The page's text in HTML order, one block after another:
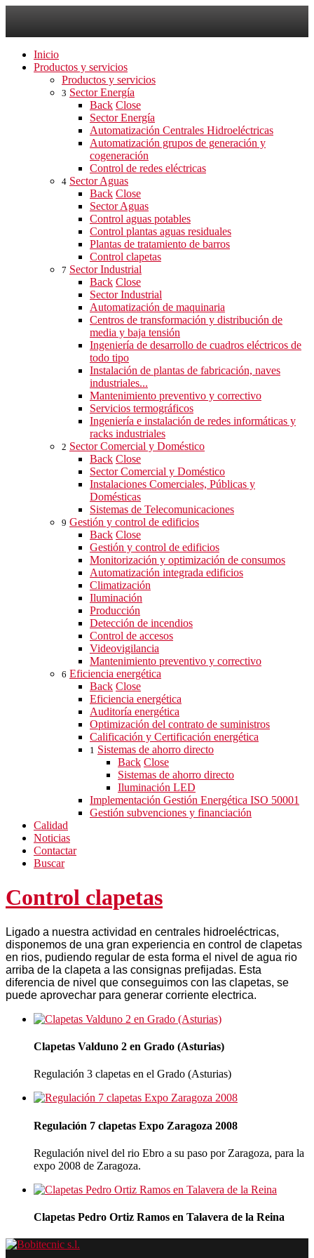
Inicio
Productos y servicios
Productos y servicios
3 Sector Energía
Back Close
Sector Energía
Automatización Centrales Hidroeléctricas
Automatización grupos de generación y
cogeneración
Control de redes eléctricas
4 Sector Aguas
Back Close
Sector Aguas
Control aguas potables
Control plantas aguas residuales
Plantas de tratamiento de barros
Control clapetas
7 Sector Industrial
Back Close
Sector Industrial
Automatización de maquinaria
Centros de transformación y distribución de
media y baja tensión
Ingeniería de desarrollo de cuadros eléctricos de
todo tipo
Instalación de plantas de fabricación, naves
industriales...
Mantenimiento preventivo y correctivo
Servicios termográficos
Ingeniería e instalación de redes informáticas y
racks industriales
2 Sector Comercial y Doméstico
Back Close
Sector Comercial y Doméstico
Instalaciones Comerciales, Públicas y
Domésticas
Sistemas de Telecomunicaciones
9 Gestión y control de edificios
Back Close
Gestión y control de edificios
Monitorización y optimización de consumos
Automatización integrada edificios
Climatización
Iluminación
Producción
Detección de incendios
Control de accesos
Videovigilancia
Mantenimiento preventivo y correctivo
6 Eficiencia energética
Back Close
Eficiencia energética
Auditoría energética
Optimización del contrato de suministros
Calificación y Certificación energética
1 Sistemas de ahorro directo
Back Close
Sistemas de ahorro directo
Iluminación LED
Implementación Gestión Energética ISO 50001
Gestión subvenciones y financiación
Calidad
Noticias
Contactar
Buscar
Control clapetas
Ligado a nuestra actividad en centrales hidroeléctricas,
disponemos de una gran experiencia en control de clapetas
en rios, pudiendo regular de esta forma el nivel de agua rio
arriba de la clapeta a las consignas prefijadas. Esta
diferencia de nivel que conseguimos con las clapetas, se
puede aprovechar para generar corriente electrica.
Clapetas Valduno 2 en Grado (Asturias)
Regulación 3 clapetas en el Grado (Asturias)
Regulación 7 clapetas Expo Zaragoza 2008
Regulación nivel del rio Ebro a su paso por Zaragoza, para la
expo 2008 de Zaragoza.
Clapetas Pedro Ortiz Ramos en Talavera de la Reina